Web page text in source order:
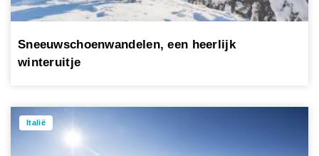
Sneeuwschoenwandelen, een heerlijk
winteruitje
Italië